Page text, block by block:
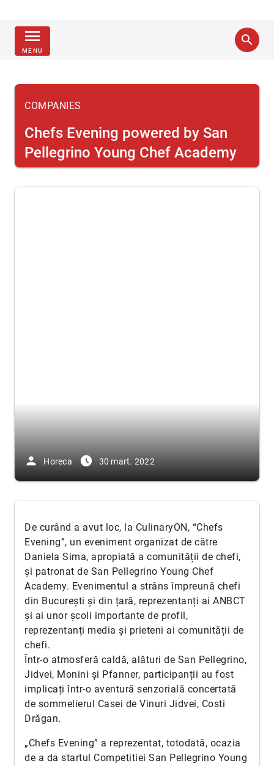
menu
MENU
search
COMPANIES
Chefs Evening powered by San
Pellegrino Young Chef Academy
person Horeca access_time_filled 30 mart. 2022
De curând a avut loc, la CulinaryON, “Chefs
Evening”, un eveniment organizat de către
Daniela Sima, apropiată a comunității de chefi,
și patronat de San Pellegrino Young Chef
Academy. Evenimentul a strâns împreună chefi
din București și din țară, reprezentanți ai ANBCT
și ai unor școli importante de profil,
reprezentanți media și prieteni ai comunității de
chefi.
Într-o atmosferă caldă, alături de San Pellegrino,
Jidvei, Monini și Pfanner, participanții au fost
implicați într-o aventură senzorială concertată
de sommelierul Casei de Vinuri Jidvei, Costi
Drăgan.
„Chefs Evening” a reprezentat, totodată, ocazia
de a da startul Competitiei San Pellegrino Young